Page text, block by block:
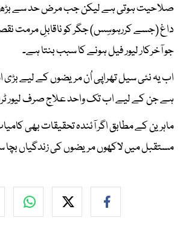
صلاحیت ہوتی ہے لیکن جب مرض حد سے بڑھ
داغ (جسے کررہوسِس) جگر کو ناقابلِ مرمت
جو آخرکار لیور فیل ہونے کا سبب بنتا ہے۔
اب یہ نئی سیل تھراپی اُن مریضوں کے لیے بڑی
ہے جن کے لیے اب تک واحد علاج صرف لیور
ماہرین کے مطابق اگر آئندہ تحقیقات بھی
مستقبل میں لاکھوں مریضوں کی زندگیاں بچا